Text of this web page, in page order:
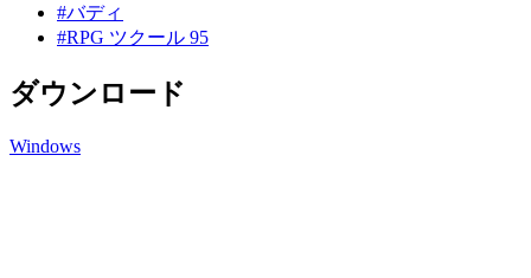
#バディ
#RPG ツクール 95
ダウンロード
Windows